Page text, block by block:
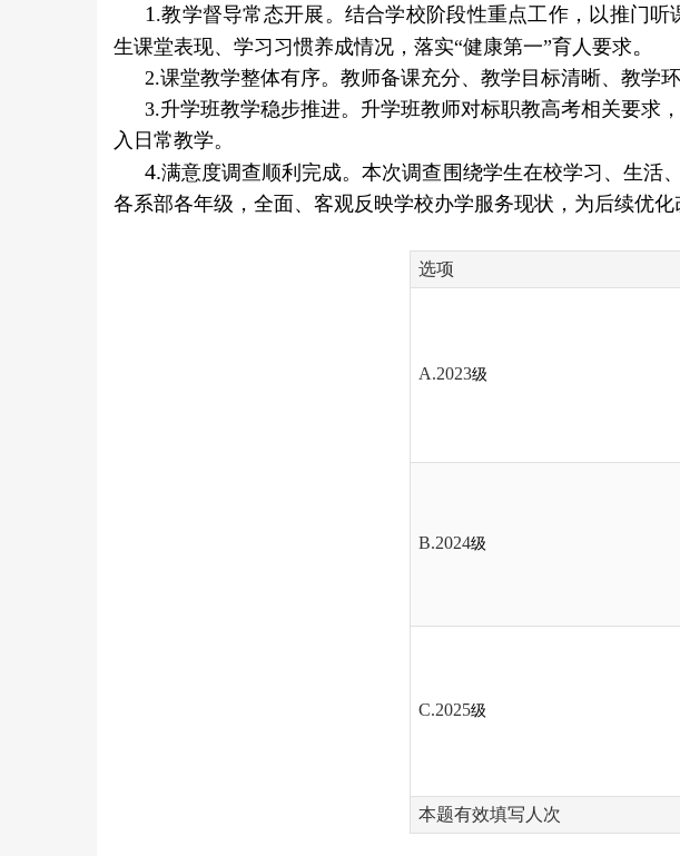
1 .教学督导常态开展。 结合学校阶段性重点工作，以推门
生课堂表现、学习习惯养成情况，落实“健康第一”育人要求。
2.课堂教学整体有序。教师备课充分、教学目标清晰、教学
3.升学班教学稳步推进。升学班教师对标职教高考相关要求
入日常教学。
4.满意度调查顺利完成。本次调查围绕学生在校学习、生活
各系部各年级，全面、客观反映学校办学服务现状，为后续优化
选项
A.2023级
B.2024级
C.2025级
本题有效填写人次